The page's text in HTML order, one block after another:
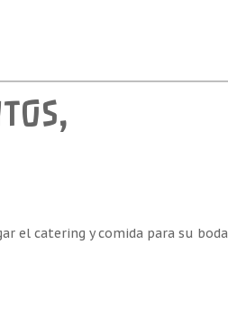
el catering y comida para su boda